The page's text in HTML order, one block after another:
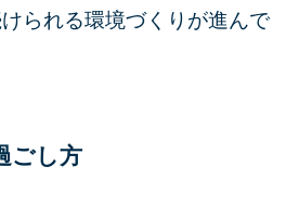
られる環境づくりが進んで
ごし方